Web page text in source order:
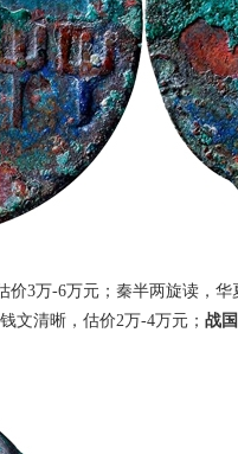
价3万-6万元；秦半两旋读，
文清晰，估价2万-4万元； 战